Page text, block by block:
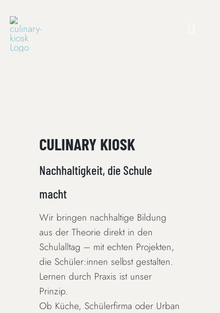
content
CULINARY KIOSK
Nachhaltigkeit, die Schule
macht
Wir bringen nachhaltige Bildung
aus der Theorie direkt in den
Schulalltag – mit echten Projekten,
die Schüler:innen selbst gestalten.
Lernen durch Praxis ist unser
Prinzip.
Ob Küche, Schülerfirma oder Urban